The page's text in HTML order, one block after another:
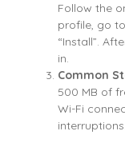
Follow the
profile, go
“Install”.
in.
Common
500 MB of
Wi-Fi
interruptions.